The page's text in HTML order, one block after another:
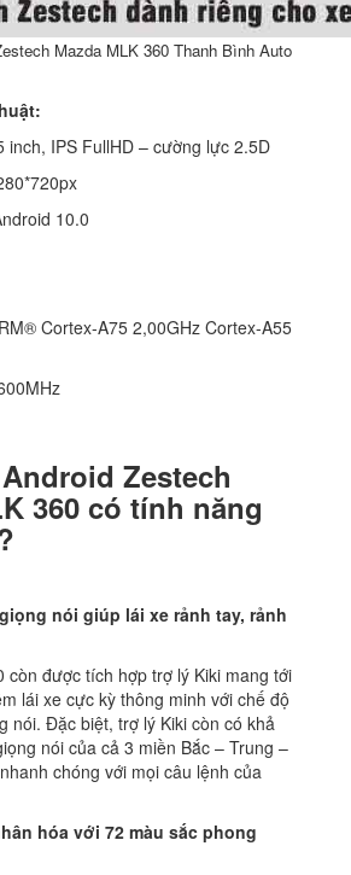
Mazda MLK 360 Thanh Bình Auto
inch, IPS FullHD – cường lực 2.5D
10.0
Cortex-A75 2,00GHz Cortex-A55
Zestech
360 có tính năng
nói giúp lái xe rảnh tay, rảnh
còn được tích hợp trợ lý Kiki mang tới
lái xe cực kỳ thông minh với chế độ
nói. Đặc biệt, trợ lý Kiki còn có khả
nói của cả 3 miền Bắc – Trung –
chóng với mọi câu lệnh của
hóa với 72 màu sắc phong